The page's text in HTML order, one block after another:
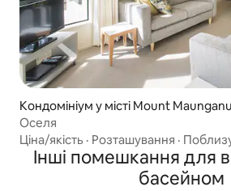
Кондомініум у місті Mount
Оселя
Ціна/якість · Розташування ·
Інші помешкання для
басейном